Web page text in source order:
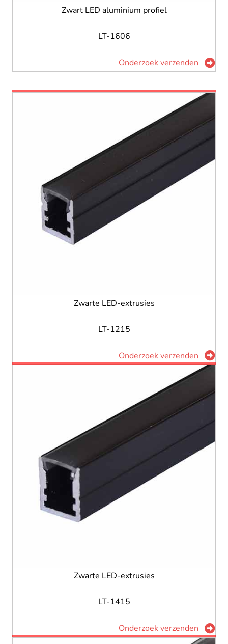
Zwart LED aluminium profiel
LT-1606
Onderzoek verzenden
Zwarte LED-extrusies
LT-1215
Onderzoek verzenden
Zwarte LED-extrusies
LT-1415
Onderzoek verzenden